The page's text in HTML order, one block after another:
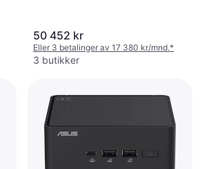
50 452 kr
Eller 3 betalinger av 17 380 kr/mnd.*
3 butikker